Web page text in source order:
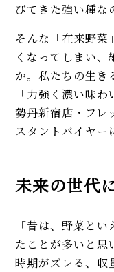
びてきた強い種な
そんな「在来野菜
くなってしまい
か。私たちの生き
「力強く濃い味
勢丹新宿店・フレ
スタントバイヤー
未来の世代
「昔は、野菜と
たことが多いと思
時期がズレる、収